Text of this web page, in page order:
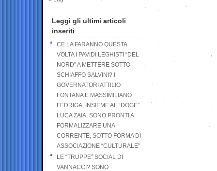
Leggi gli ultimi articoli
inseriti
CE LA FARANNO QUESTA
VOLTA I PAVIDI LEGHISTI “DEL
NORD” A METTERE SOTTO
SCHIAFFO SALVINI? I
GOVERNATORI ATTILIO
FONTANA E MASSIMILIANO
FEDRIGA, INSIEME AL “DOGE”
LUCA ZAIA, SONO PRONTI A
FORMALIZZARE UNA
CORRENTE, SOTTO FORMA DI
ASSOCIAZIONE “CULTURALE”
LE “TRUPPE” SOCIAL DI
VANNACCI? SONO